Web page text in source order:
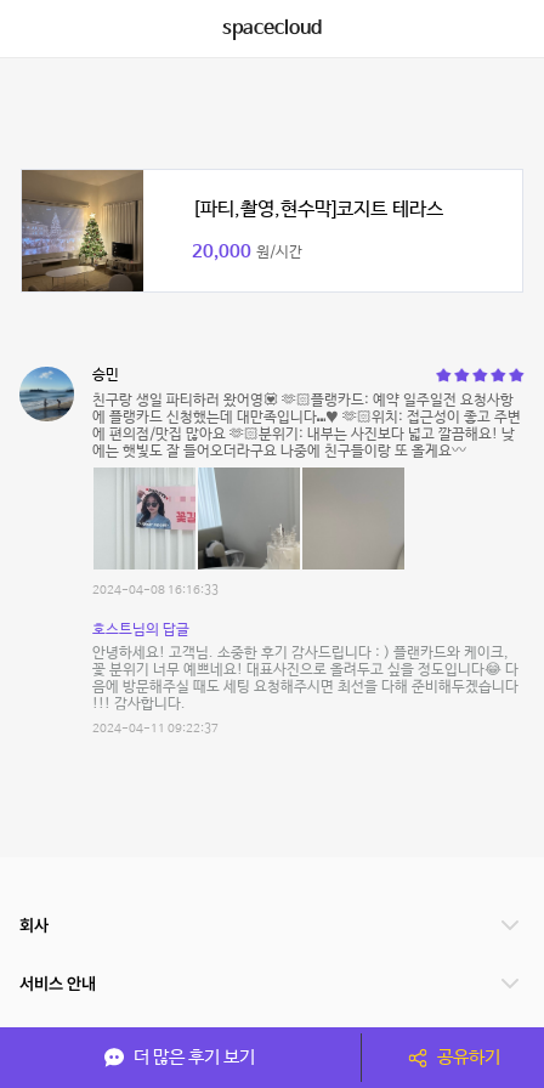
spacecloud
[파티,촬영,현수막]코지트 테라스
20,000 원/시간
승민
친구랑 생일 파티하러 왔어영💟 🫶🏻플랭카드: 예약 일주일전 요청사항
에 플랭카드 신청했는데 대만족입니다⑉♥ 🫶🏻위치: 접근성이 좋고 주변
에 편의점/맛집 많아요 🫶🏻분위기: 내부는 사진보다 넓고 깔끔해요! 낮
에는 햇빛도 잘 들어오더라구요 나중에 친구들이랑 또 올게요〰️
2024-04-08 16:16:33
호스트님의 답글
안녕하세요! 고객님. 소중한 후기 감사드립니다 : ) 플랜카드와 케이크,
꽃 분위기 너무 예쁘네요! 대표사진으로 올려두고 싶을 정도입니다😂 다
음에 방문해주실 때도 세팅 요청해주시면 최선을 다해 준비해두겠습니다
!!! 감사합니다.
2024-04-11 09:22:37
더 많은 후기 보기 공유하기
회사
서비스 안내